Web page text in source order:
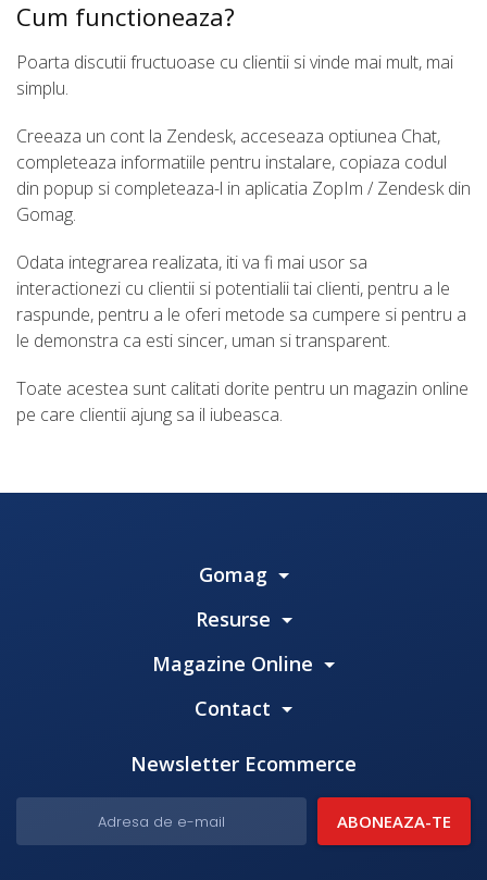
Cum functioneaza?
Poarta discutii fructuoase cu clientii si vinde mai mult, mai
simplu.
Creeaza un cont la Zendesk, acceseaza optiunea Chat,
completeaza informatiile pentru instalare, copiaza codul
din popup si completeaza-l in aplicatia ZopIm / Zendesk din
Gomag.
Odata integrarea realizata, iti va fi mai usor sa
interactionezi cu clientii si potentialii tai clienti, pentru a le
raspunde, pentru a le oferi metode sa cumpere si pentru a
le demonstra ca esti sincer, uman si transparent.
Toate acestea sunt calitati dorite pentru un magazin online
pe care clientii ajung sa il iubeasca.
Gomag
Resurse
Magazine Online
Contact
Newsletter Ecommerce